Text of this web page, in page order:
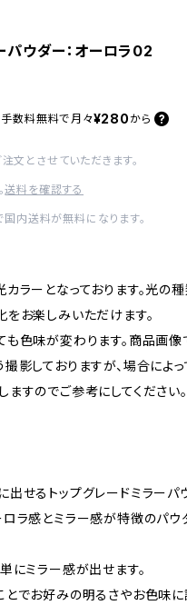
パウダー：オーロラ02
手数料無料で 月々¥280 から
文とさせていただきます。
送料を確認する
内送料が無料になります。
ラーとなっております。光の種
お楽しみいただけます。
も色味が変わります。商品画像
影しておりますが、場合によ
すのでご参考にしてください。
せるトップグレードミラーパ
ラ感とミラー感が特徴のパウ
にミラー感が出せます。
とでお好みの明るさやお色味